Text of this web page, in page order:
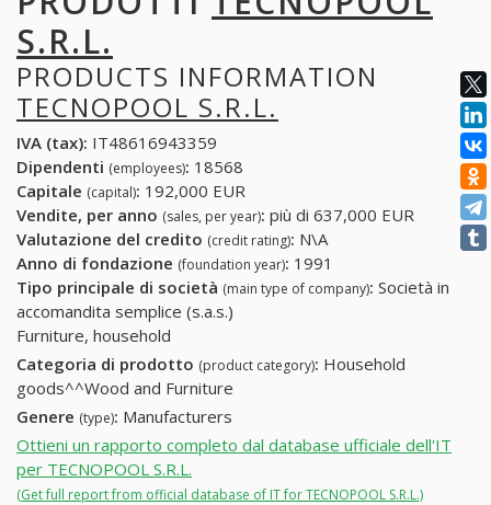
S.R.L.
PRODUCTS INFORMATION
TECNOPOOL S.R.L.
IVA (tax): IT48616943359
Dipendenti (employees): 18568
Capitale (capital): 192,000 EUR
Vendite, per anno (sales, per year): più di 637,000 EUR
Valutazione del credito (credit rating): N\A
Anno di fondazione (foundation year): 1991
Tipo principale di società (main type of company): Società in
accomandita semplice (s.a.s.)
Furniture, household
Categoria di prodotto (product category): Household
goods^^Wood and Furniture
Genere (type): Manufacturers
Ottieni un rapporto completo dal database ufficiale dell'IT
per TECNOPOOL S.R.L.
(Get full report from official database of IT for TECNOPOOL S.R.L.)